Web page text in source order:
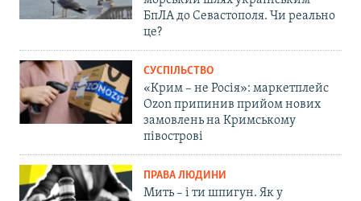
БпЛА до Севастополя. Чи реально
це?
СУСПІЛЬСТВО
«Крим – не Росія»: маркетплейс
Ozon припинив прийом нових
замовлень на Кримському
півострові
ПРАВА ЛЮДИНИ
Мить – і ти шпигун. Як у